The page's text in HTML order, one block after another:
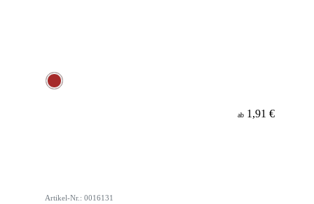
ab 1,91 €
Artikel-Nr.: 0016131